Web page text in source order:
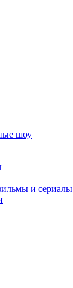
шоу
и сериалы